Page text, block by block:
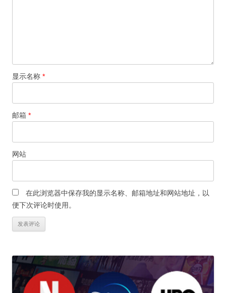
显示名称 *
邮箱 *
网站
在此浏览器中保存我的显示名称、邮箱地址和网站地址，以
便下次评论时使用。